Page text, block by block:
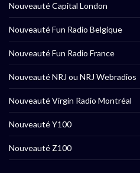
Nouveauté Capital London
Nouveauté Fun Radio Belgique
Nouveauté Fun Radio France
Nouveauté NRJ ou NRJ Webradios
Nouveauté Virgin Radio Montréal
Nouveauté Y100
Nouveauté Z100